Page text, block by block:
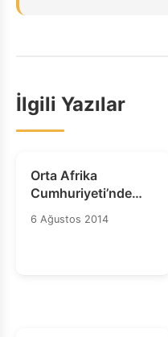
İlgili Yazılar
Orta Afrika
Cumhuriyeti’nde
Cezasızlığın
6 Ağustos 2014